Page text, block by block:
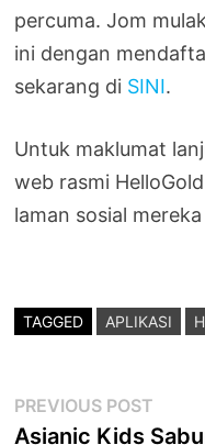
percuma. Jom
ini dengan
sekarang di SINI.
Untuk maklumat
web rasmi
laman sosial
TAGGED APLIKASI
Post
PREVIOUS POST
post:
Asianic Kids